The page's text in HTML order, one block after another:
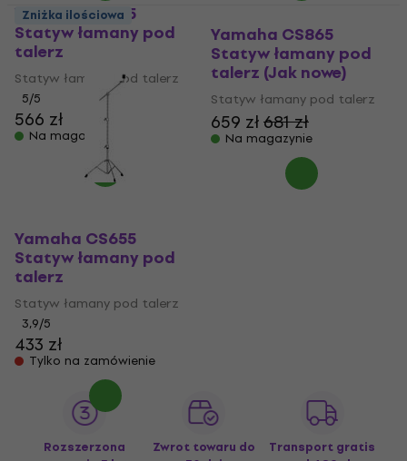
Yamaha CS755
Statyw łamany pod
talerz
Statyw łamany pod talerz
5/5
566 zł
Na magazynie
Yamaha CS865
Statyw łamany pod
talerz (Jak nowe)
Statyw łamany pod talerz
659 zł681 zł
Na magazynie
Zniżka ilościowa
Yamaha CS655
Statyw łamany pod
talerz
Statyw łamany pod talerz
3,9/5
433 zł
Tylko na zamówienie
Rozszerzona
Zwrot towaru do
Transport gratis